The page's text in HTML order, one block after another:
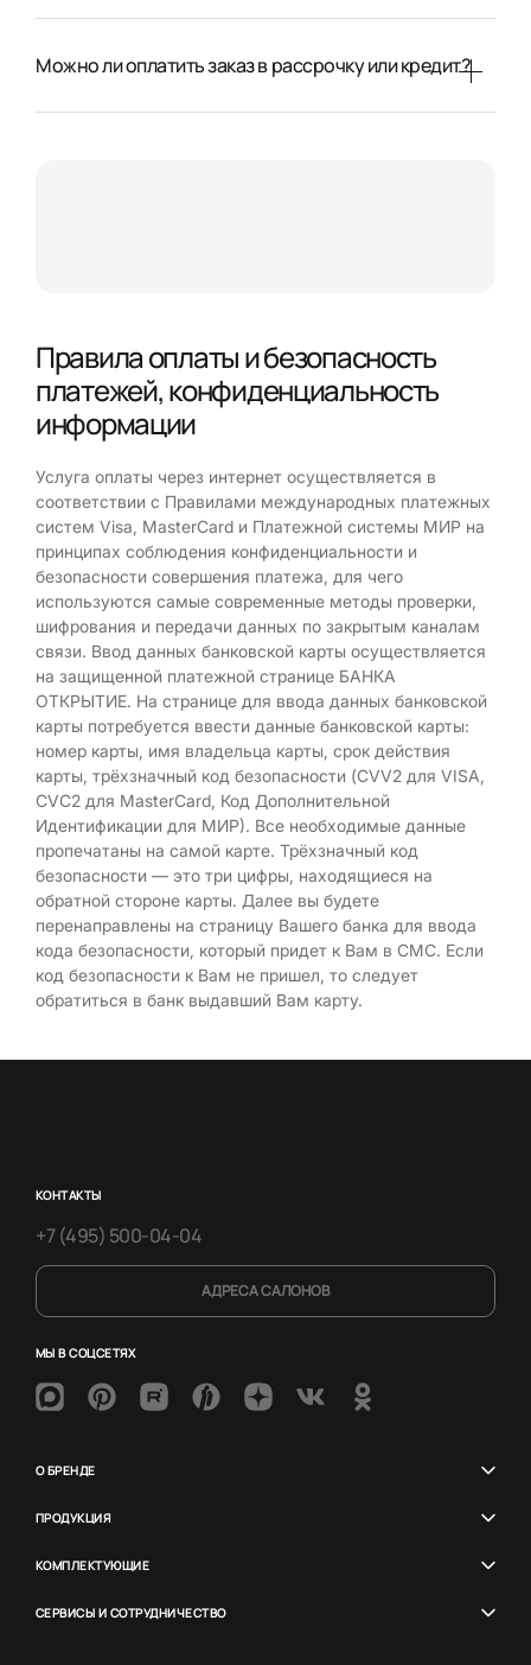
Можно ли оплатить заказ в рассрочку или кредит?
Правила оплаты и безопасность
платежей, конфиденциальность
информации
Услуга оплаты через интернет осуществляется в
соответствии с Правилами международных платежных
систем Visa, MasterCard и Платежной системы МИР на
принципах соблюдения конфиденциальности и
безопасности совершения платежа, для чего
используются самые современные методы проверки,
шифрования и передачи данных по закрытым каналам
связи. Ввод данных банковской карты осуществляется
на защищенной платежной странице БАНКА
ОТКРЫТИЕ. На странице для ввода данных банковской
карты потребуется ввести данные банковской карты:
номер карты, имя владельца карты, срок действия
карты, трёхзначный код безопасности (CVV2 для VISA,
CVC2 для MasterCard, Код Дополнительной
Идентификации для МИР). Все необходимые данные
пропечатаны на самой карте. Трёхзначный код
безопасности — это три цифры, находящиеся на
обратной стороне карты. Далее вы будете
перенаправлены на страницу Вашего банка для ввода
кода безопасности, который придет к Вам в СМС. Если
код безопасности к Вам не пришел, то следует
обратиться в банк выдавший Вам карту.
КОНТАКТЫ
+7 (495) 500-04-04
АДРЕСА САЛОНОВ
МЫ В СОЦСЕТЯХ
О БРЕНДЕ
ПРОДУКЦИЯ
КОМПЛЕКТУЮЩИЕ
СЕРВИСЫ И СОТРУДНИЧЕСТВО